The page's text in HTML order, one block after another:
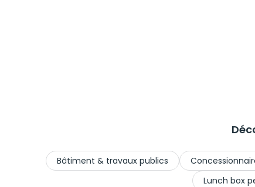
Bâtiment & travaux publics
Lunch box